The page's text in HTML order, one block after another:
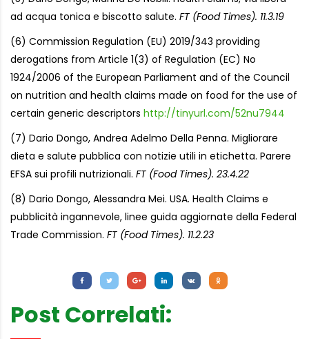
ad acqua tonica e biscotto salute. FT (Food Times). 11.3.19
(6) Commission Regulation (EU) 2019/343 providing
derogations from Article 1(3) of Regulation (EC) No
1924/2006 of the European Parliament and of the Council
on nutrition and health claims made on food for the use of
certain generic descriptors http://tinyurl.com/52nu7944
(7) Dario Dongo, Andrea Adelmo Della Penna. Migliorare
dieta e salute pubblica con notizie utili in etichetta. Parere
EFSA sui profili nutrizionali. FT (Food Times). 23.4.22
(8) Dario Dongo, Alessandra Mei. USA. Health Claims e
pubblicità ingannevole, linee guida aggiornate della Federal
Trade Commission. FT (Food Times). 11.2.23
Post Correlati: